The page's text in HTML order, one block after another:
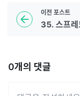
이전 포스트
35. 스프레
0개의 댓글